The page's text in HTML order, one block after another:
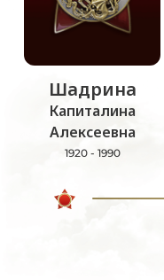
Шадрина
Капиталина
Алексеевна
1920 - 1990